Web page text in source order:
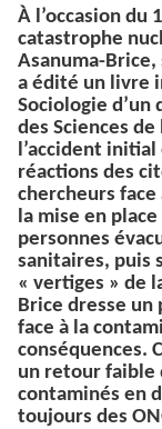
À l’occasion du
catastrophe
Asanuma-Brice,
a édité un livre
Sociologie d’un
des Sciences
l’accident
réactions des
chercheurs
la mise en
personnes
sanitaires, puis
« vertiges » de
Brice dresse un
face à la
conséquences.
un retour faible
contaminés en
toujours des